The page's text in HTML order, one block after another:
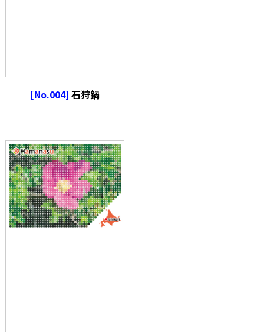
[No.004] 石狩鍋